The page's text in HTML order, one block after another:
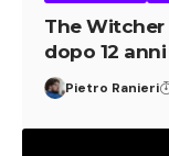
The Witcher
dopo 12
Pietro Ranieri